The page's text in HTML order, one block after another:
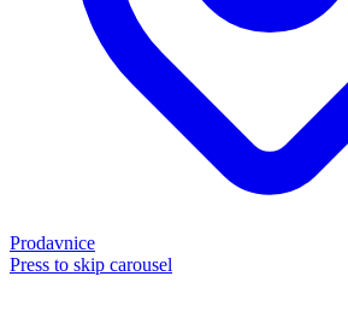
Prodavnice
Press to skip carousel